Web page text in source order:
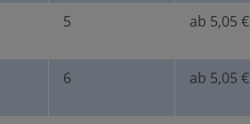
5 ab 5,05 €
6 ab 5,05 €